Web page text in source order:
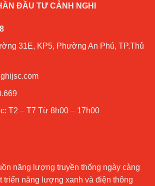
ĐẦU TƯ CẢNH NGHI
31E, KP5, Phường An Phú, TP.Thủ
T2 – T7 Từ 8h00 – 17h00
năng lượng truyền thống ngày càng
triển năng lượng xanh và điện thông